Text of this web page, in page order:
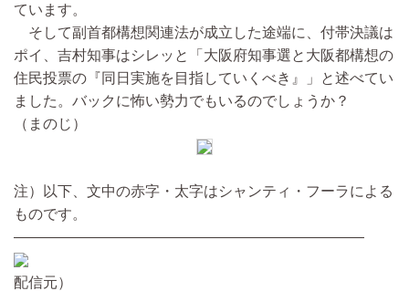
ています。
そして副首都構想関連法が成立した途端に、付帯決議は
ポイ、吉村知事はシレッと「大阪府知事選と大阪都構想の
住民投票の『同日実施を目指していくべき』」と述べてい
ました。バックに怖い勢力でもいるのでしょうか？
（まのじ）
注）以下、文中の赤字・太字はシャンティ・フーラによる
ものです。
————————————————————————
配信元）